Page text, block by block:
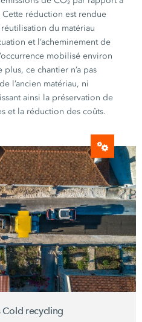
réduction est rendue
du matériau
et l’acheminement de
mobilisé environ
ce chantier n’a pas
l’ancien matériau, ni
ainsi la préservation de
et la réduction des coûts.
recycling